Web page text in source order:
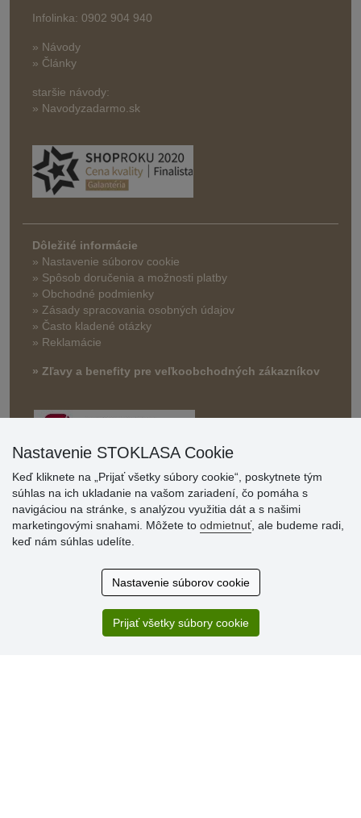
Infolinka: 0902 904 940
» Návody
» Články
staršie návody:
» Navodyzadarmo.sk
Dôležité informácie
» Nastavenie súborov cookie
» Spôsob doručenia a možnosti platby
» Obchodné podmienky
» Zásady spracovania osobných údajov
» Často kladené otázky
» Reklamácie
» Zľavy a benefity pre veľkoobchodných zákazníkov
Hodnotenia
zákazníkov
Ústretovosť, pohotovosť. Som spokojná.
Veľká spokojnosť. Volal mi odtiaľ veľmi milý pán, že
zásielka sa nezmestí do boxu, tak sme to dali na poštu....
Nastavenie STOKLASA Cookie
Keď kliknete na „Prijať všetky súbory cookie“, poskytnete tým
súhlas na ich ukladanie na vašom zariadení, čo pomáha s
navigáciou na stránke, s analýzou využitia dát a s našimi
marketingovými snahami. Môžete to odmietnuť, ale budeme radi,
keď nám súhlas udelíte.
Nastavenie súborov cookie
Prijať všetky súbory cookie